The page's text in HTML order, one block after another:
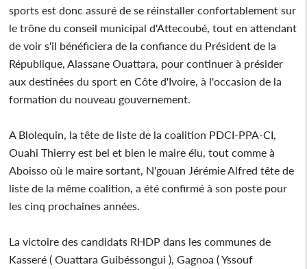
sports est donc assuré de se réinstaller confortablement sur
le trône du conseil municipal d'Attecoubé, tout en attendant
de voir s'il bénéficiera de la confiance du Président de la
République, Alassane Ouattara, pour continuer à présider
aux destinées du sport en Côte d'Ivoire, à l'occasion de la
formation du nouveau gouvernement.
A Blolequin, la tête de liste de la coalition PDCI-PPA-CI,
Ouahi Thierry est bel et bien le maire élu, tout comme à
Aboisso où le maire sortant, N'gouan Jérémie Alfred tête de
liste de la même coalition, a été confirmé à son poste pour
les cinq prochaines années.
La victoire des candidats RHDP dans les communes de
Kasseré ( Ouattara Guibéssongui ), Gagnoa ( Yssouf